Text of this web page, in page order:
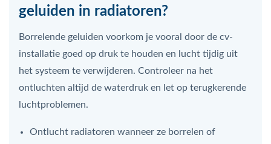
geluiden in radiatoren?
Borrelende geluiden voorkom je vooral door de cv-
installatie goed op druk te houden en lucht tijdig uit
het systeem te verwijderen. Controleer na het
ontluchten altijd de waterdruk en let op terugkerende
luchtproblemen.
Ontlucht radiatoren wanneer ze borrelen of